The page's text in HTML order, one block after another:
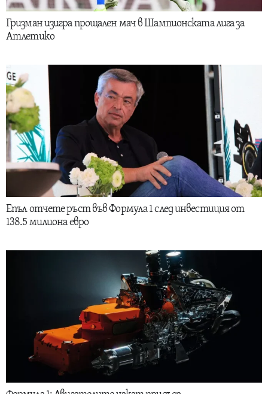
Гризман изигра прощален мач в Шампионската лига за
Атлетико
Епъл отчете ръст във Формула 1 след инвестиция от
138.5 милиона евро